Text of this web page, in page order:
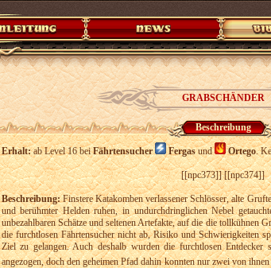
GRABSCHÄNDER
Beschreibung
Erhalt:ab Level 16 beiFährtensucher Fergasund Ortego.
[[npc373]] [[npc374]]
Beschreibung:Finstere Katakomben verlassener Schlösser, alte
und berühmter Helden ruhen, in undurchdringlichen Nebel
unbezahlbaren Schätze und seltenen Artefakte, auf die die tollkühnen
die furchtlosen Fährtensucher nicht ab, Risiko und Schwierigkeiten
Ziel zu gelangen. Auch deshalb wurden die furchtlosen Entdecker
angezogen, doch den geheimen Pfad dahin konnten nur zwei von